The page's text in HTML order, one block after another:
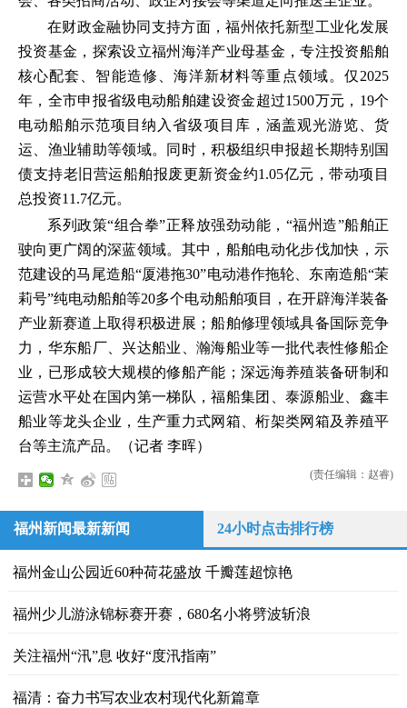
在财政金融协同支持方面，福州依托新型工业化发展
投资基金，探索设立福州海洋产业母基金，专注投资船舶
核心配套、智能造修、海洋新材料等重点领域。仅2025
年，全市申报省级电动船舶建设资金超过1500万元，19个
电动船舶示范项目纳入省级项目库，涵盖观光游览、货
运、渔业辅助等领域。同时，积极组织申报超长期特别国
债支持老旧营运船舶报废更新资金约1.05亿元，带动项目
总投资11.7亿元。
系列政策“组合拳”正释放强劲动能，“福州造”船舶正
驶向更广阔的深蓝领域。其中，船舶电动化步伐加快，示
范建设的马尾造船“厦港拖30”电动港作拖轮、东南造船“茉
莉号”纯电动船舶等20多个电动船舶项目，在开辟海洋装备
产业新赛道上取得积极进展；船舶修理领域具备国际竞争
力，华东船厂、兴达船业、瀚海船业等一批代表性修船企
业，已形成较大规模的修船产能；深远海养殖装备研制和
运营水平处在国内第一梯队，福船集团、泰源船业、鑫丰
船业等龙头企业，生产重力式网箱、桁架类网箱及养殖平
台等主流产品。（记者 李晖）
(责任编辑：赵睿)
福州新闻最新新闻 24小时点击排行榜
福州金山公园近60种荷花盛放 千瓣莲超惊艳
福州少儿游泳锦标赛开赛，680名小将劈波斩浪
关注福州“汛”息 收好“度汛指南”
福清：奋力书写农业农村现代化新篇章